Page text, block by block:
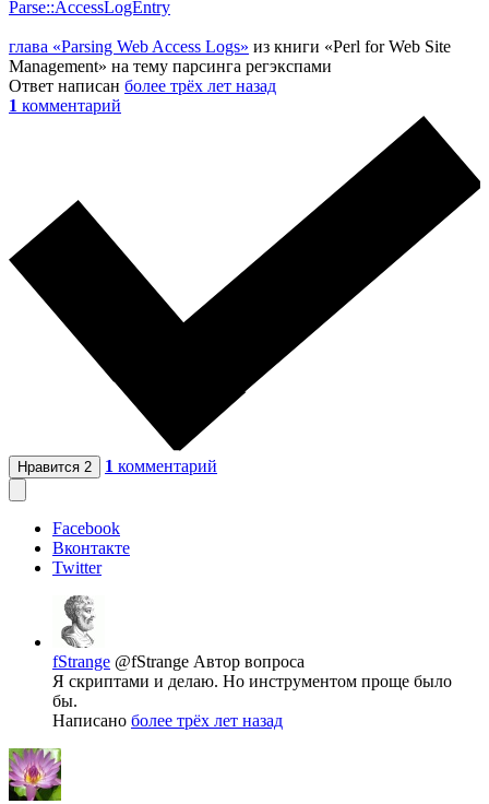
Parse::AccessLogEntry
глава «Parsing Web Access Logs» из книги «Perl for Web Site
Management» на тему парсинга регэкспами
Ответ написан более трёх лет назад
1 комментарий
Нравится 2 1 комментарий
Facebook
Вконтакте
Twitter
fStrange @fStrange Автор вопроса
Я скриптами и делаю. Но инструментом проще было
бы.
Написано более трёх лет назад